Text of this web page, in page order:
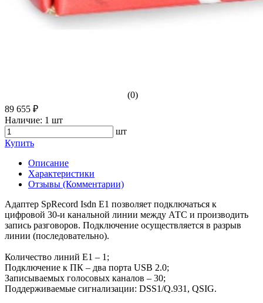
(0)
89 655 ₽
Наличие: 1 шт
шт
Купить
Описание
Характеристики
Отзывы (Комментарии)
Адаптер SpRecord Isdn E1 позволяет подключаться к
цифровой 30-и канальной линии между АТС и производить
запись разговоров. Подключение осуществляется в разрыв
линии (последовательно).
Количество линий E1 – 1;
Подключение к ПК – два порта USB 2.0;
Записываемых голосовых каналов – 30;
Поддерживаемые сигнализации: DSS1/Q.931, QSIG.